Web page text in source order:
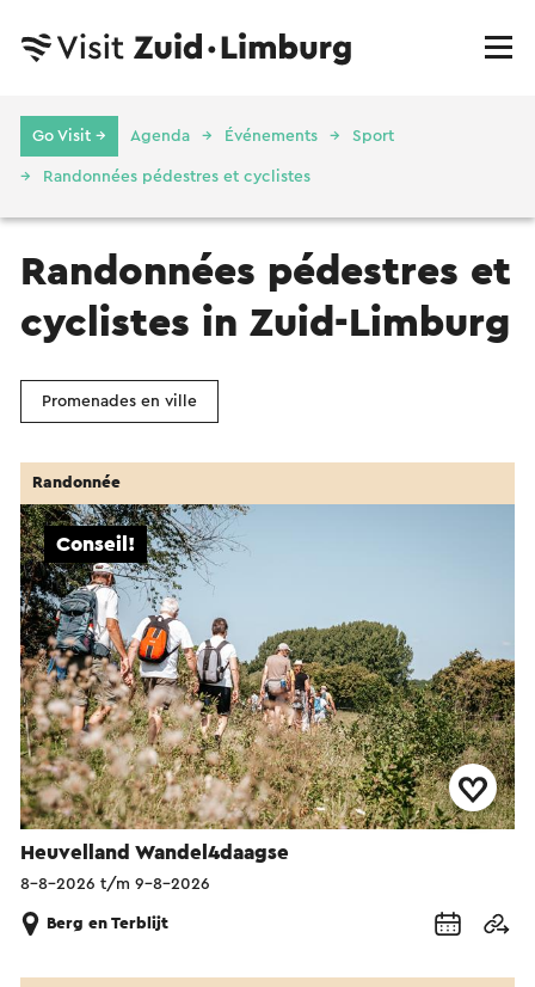
Go Visit → Agenda Événements Sport
Randonnées pédestres et cyclistes
Randonnées pédestres et
cyclistes in Zuid-Limburg
Promenades en ville
Heuvelland Wandel4daagse
Conseil!
Randonnée
8-8-2026 t/m 9-8-2026
Berg en Terblijt